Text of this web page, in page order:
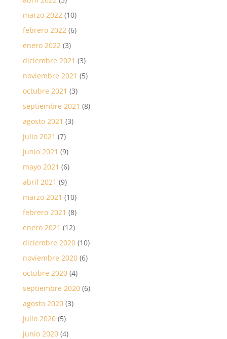
marzo 2022(10)
febrero 2022(6)
enero 2022(3)
diciembre 2021 (3)
noviembre 2021 (5)
octubre 2021 (3)
septiembre 2021 (8)
agosto 2021 (3)
julio 2021 (7)
junio 2021 (9)
mayo 2021 (6)
abril 2021 (9)
marzo 2021 (10)
febrero 2021 (8)
enero 2021 (12)
diciembre 2020(10)
noviembre 2020(6)
octubre 2020(4)
septiembre 2020(6)
agosto 2020(3)
julio 2020(5)
junio 2020(4)